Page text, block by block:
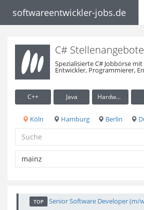
softwareentwickler-jobs.de
C#
Spezialisierte C# Jobbörse
Entwickler, Programmierer,
C++ Java Hardware / Embedded
Köln Hamburg Berlin
TOP Senior Software Developer (m/